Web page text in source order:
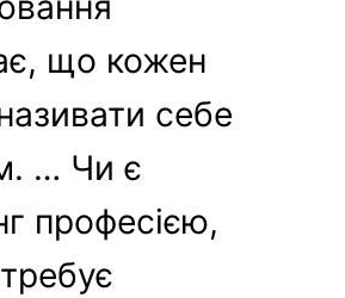
що кожен
себе
… Чи є
професією,